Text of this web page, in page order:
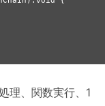
理、関数実行、1